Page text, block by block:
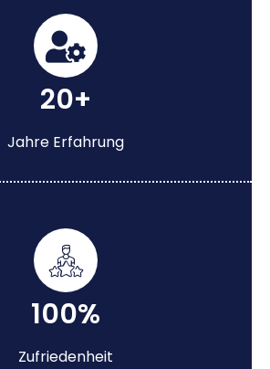
20+
Jahre Erfahrung
100%
Zufriedenheit